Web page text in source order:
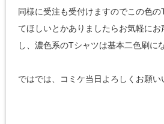
同様に受注も受付けますのでこの色
てほしいとかありましたらお気軽に
し、濃色系のTシャツは基本二色刷に
ではでは、コミケ当日よろしくお願い